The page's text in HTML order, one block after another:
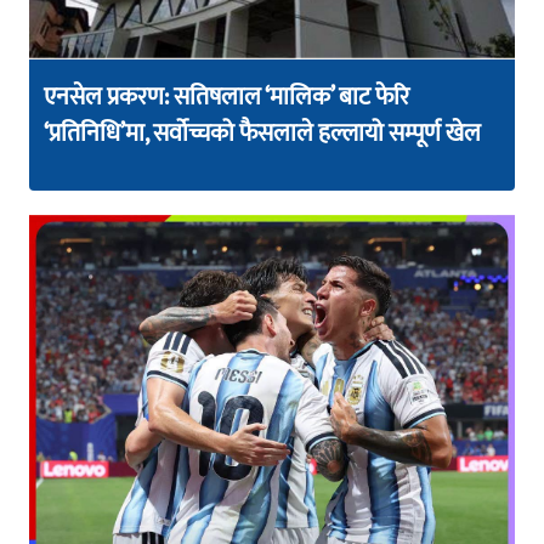
एनसेल प्रकरण: सतिषलाल ‘मालिक’ बाट फेरि
‘प्रतिनिधि’मा, सर्वोच्चको फैसलाले हल्लायो सम्पूर्ण खेल